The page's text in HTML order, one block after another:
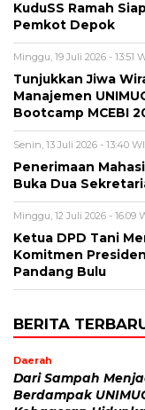
KuduSS Ramah
Pemkot Depok
Minggu, 19 Juli 2026 - 13:51
Tunjukkan Jiwa
Manajemen
Bootcamp MCEBI
Senin, 13 Juli 2026 - 13:40
Penerimaan
Buka Dua
Minggu, 12 Juli 2026 - 16:09
Ketua DPD Tani
Komitmen
Pandang Bulu
BERITA
Daerah
Dari Sampah
Berdampak